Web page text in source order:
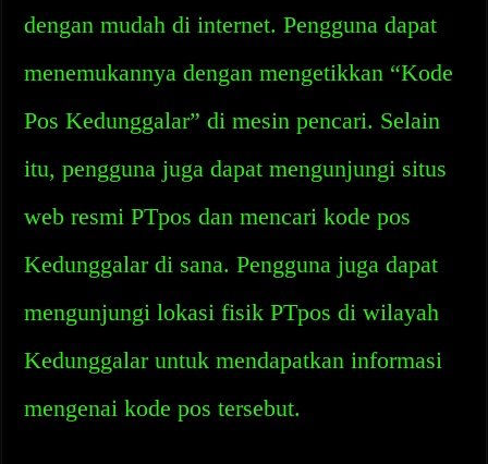
dengan mudah di internet. Pengguna dapat
menemukannya dengan mengetikkan “Kode
Pos Kedunggalar” di mesin pencari. Selain
itu, pengguna juga dapat mengunjungi situs
web resmi PTpos dan mencari kode pos
Kedunggalar di sana. Pengguna juga dapat
mengunjungi lokasi fisik PTpos di wilayah
Kedunggalar untuk mendapatkan informasi
mengenai kode pos tersebut.